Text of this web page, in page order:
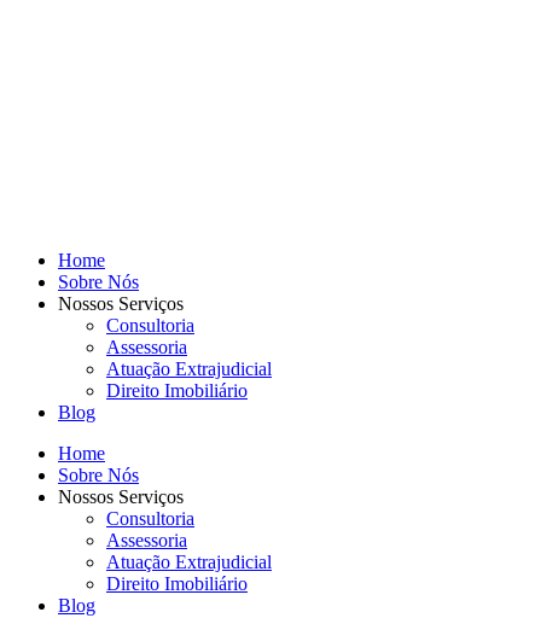
Home
Sobre Nós
Nossos Serviços
Consultoria
Assessoria
Atuação Extrajudicial
Direito Imobiliário
Blog
Home
Sobre Nós
Nossos Serviços
Consultoria
Assessoria
Atuação Extrajudicial
Direito Imobiliário
Blog